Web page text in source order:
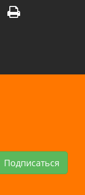
Подписаться